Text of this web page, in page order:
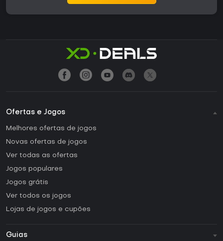
Ofertas e Jogos
Melhores ofertas de jogos
Novas ofertas de jogos
Ver todas as ofertas
Jogos populares
Jogos grátis
Ver todos os jogos
Lojas de jogos e cupões
Guias